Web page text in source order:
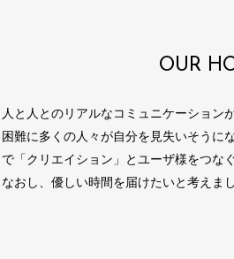
OUR
人と人とのリアルなコミュニケーション
困難に多くの人々が自分を見失いそうに
で「クリエイション」とユーザ様をつな
なおし、優しい時間を届けたいと考えまし